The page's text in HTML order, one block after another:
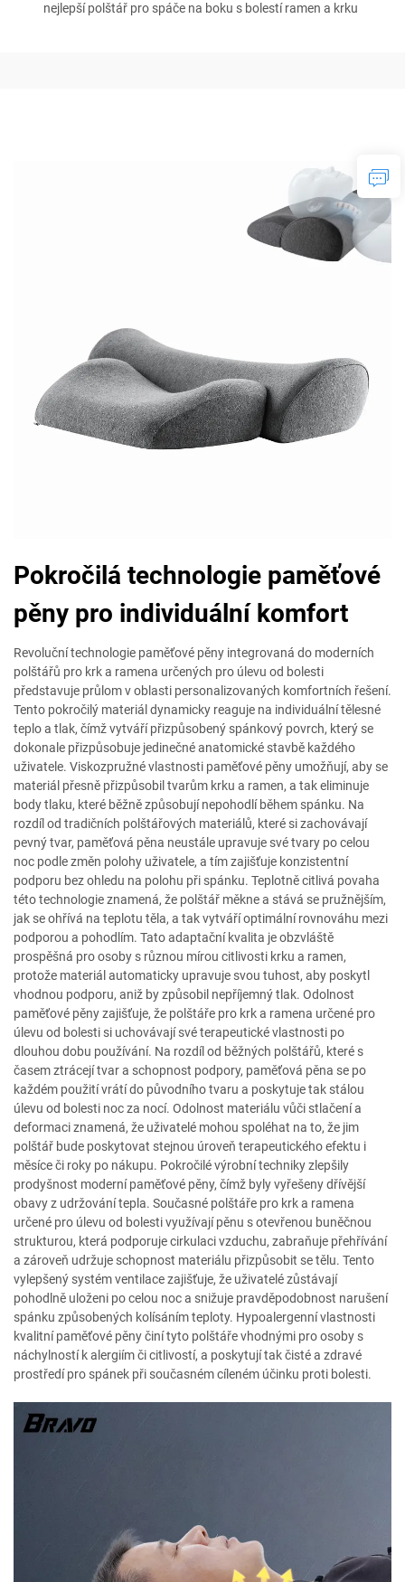
nejlepší polštář pro spáče na boku s bolestí ramen a krku
Pokročilá technologie paměťové
pěny pro individuální komfort
Revoluční technologie paměťové pěny integrovaná do moderních
polštářů pro krk a ramena určených pro úlevu od bolesti
představuje průlom v oblasti personalizovaných komfortních řešení.
Tento pokročilý materiál dynamicky reaguje na individuální tělesné
teplo a tlak, čímž vytváří přizpůsobený spánkový povrch, který se
dokonale přizpůsobuje jedinečné anatomické stavbě každého
uživatele. Viskozpružné vlastnosti paměťové pěny umožňují, aby se
materiál přesně přizpůsobil tvarům krku a ramen, a tak eliminuje
body tlaku, které běžně způsobují nepohodlí během spánku. Na
rozdíl od tradičních polštářových materiálů, které si zachovávají
pevný tvar, paměťová pěna neustále upravuje své tvary po celou
noc podle změn polohy uživatele, a tím zajišťuje konzistentní
podporu bez ohledu na polohu při spánku. Teplotně citlivá povaha
této technologie znamená, že polštář měkne a stává se pružnějším,
jak se ohřívá na teplotu těla, a tak vytváří optimální rovnováhu mezi
podporou a pohodlím. Tato adaptační kvalita je obzvláště
prospěšná pro osoby s různou mírou citlivosti krku a ramen,
protože materiál automaticky upravuje svou tuhost, aby poskytl
vhodnou podporu, aniž by způsobil nepříjemný tlak. Odolnost
paměťové pěny zajišťuje, že polštáře pro krk a ramena určené pro
úlevu od bolesti si uchovávají své terapeutické vlastnosti po
dlouhou dobu používání. Na rozdíl od běžných polštářů, které s
časem ztrácejí tvar a schopnost podpory, paměťová pěna se po
každém použití vrátí do původního tvaru a poskytuje tak stálou
úlevu od bolesti noc za nocí. Odolnost materiálu vůči stlačení a
deformaci znamená, že uživatelé mohou spoléhat na to, že jim
polštář bude poskytovat stejnou úroveň terapeutického efektu i
měsíce či roky po nákupu. Pokročilé výrobní techniky zlepšily
prodyšnost moderní paměťové pěny, čímž byly vyřešeny dřívější
obavy z udržování tepla. Současné polštáře pro krk a ramena
určené pro úlevu od bolesti využívají pěnu s otevřenou buněčnou
strukturou, která podporuje cirkulaci vzduchu, zabraňuje přehřívání
a zároveň udržuje schopnost materiálu přizpůsobit se tělu. Tento
vylepšený systém ventilace zajišťuje, že uživatelé zůstávají
pohodlně uloženi po celou noc a snižuje pravděpodobnost narušení
spánku způsobených kolísáním teploty. Hypoalergenní vlastnosti
kvalitní paměťové pěny činí tyto polštáře vhodnými pro osoby s
náchylností k alergiím či citlivostí, a poskytují tak čisté a zdravé
prostředí pro spánek při současném cíleném účinku proti bolesti.